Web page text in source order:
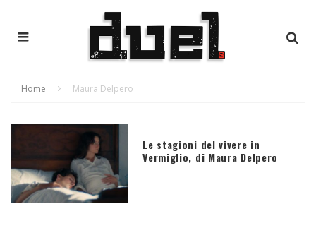
Home Maura Delpero
Le stagioni del vivere in
Vermiglio, di Maura Delpero